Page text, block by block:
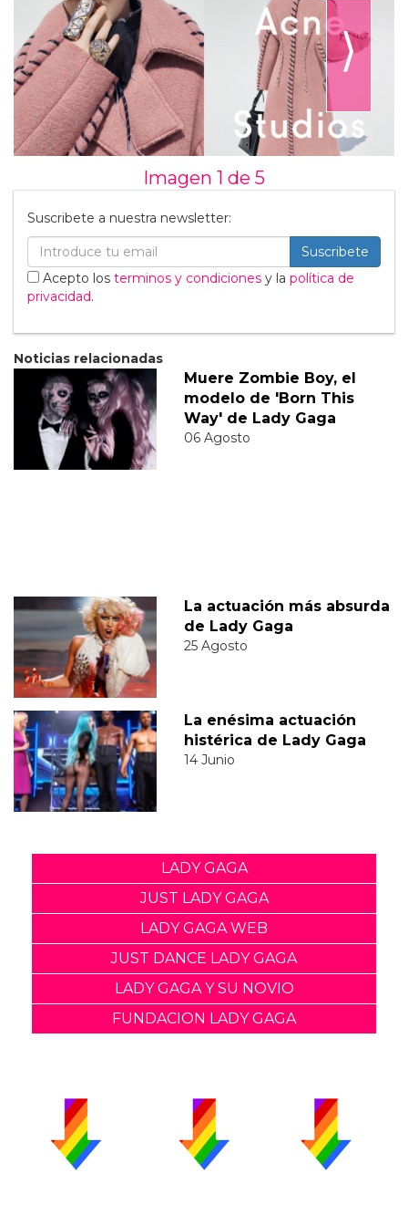
⟩
Imagen 1 de 5
Suscribete a nuestra newsletter:
Suscribete
Acepto los terminos y condiciones y la política de
privacidad.
Noticias relacionadas
Muere Zombie Boy, el
modelo de 'Born This
Way' de Lady Gaga
06 Agosto
La actuación más absurda
de Lady Gaga
25 Agosto
La enésima actuación
histérica de Lady Gaga
14 Junio
LADY GAGA
JUST LADY GAGA
LADY GAGA WEB
JUST DANCE LADY GAGA
LADY GAGA Y SU NOVIO
FUNDACION LADY GAGA